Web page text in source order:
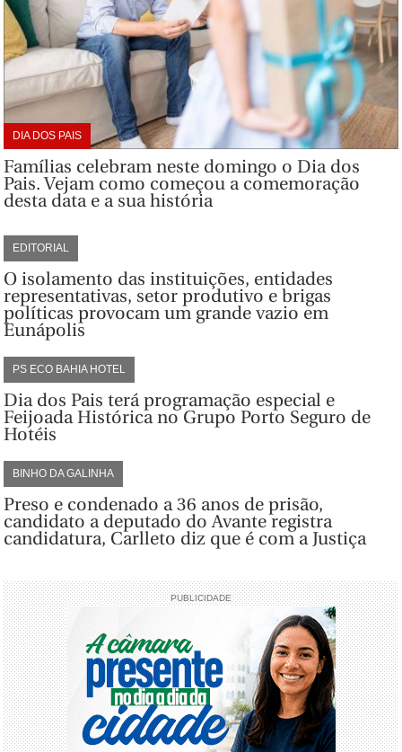
DIA DOS PAIS
Famílias celebram neste domingo o Dia dos
Pais. Vejam como começou a comemoração
desta data e a sua história
EDITORIAL
O isolamento das instituições, entidades
representativas, setor produtivo e brigas
políticas provocam um grande vazio em
Eunápolis
PS ECO BAHIA HOTEL
Dia dos Pais terá programação especial e
Feijoada Histórica no Grupo Porto Seguro de
Hotéis
BINHO DA GALINHA
Preso e condenado a 36 anos de prisão,
candidato a deputado do Avante registra
candidatura, Carlleto diz que é com a Justiça
PUBLICIDADE